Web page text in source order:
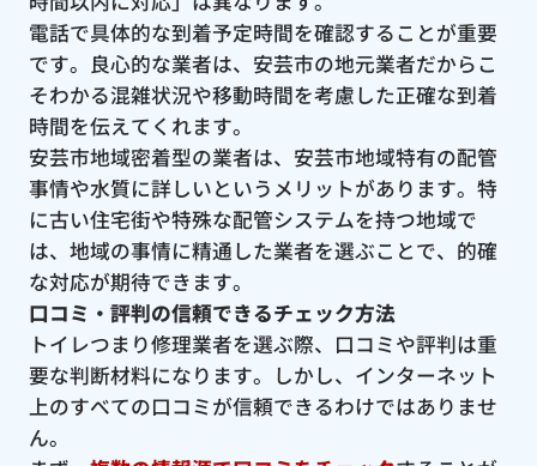
電話で具体的な到着予定時間を確認することが重要
です。良心的な業者は、安芸市の地元業者だからこ
そわかる混雑状況や移動時間を考慮した正確な到着
時間を伝えてくれます。
安芸市地域密着型の業者は、安芸市地域特有の配管
事情や水質に詳しいというメリットがあります。特
に古い住宅街や特殊な配管システムを持つ地域で
は、地域の事情に精通した業者を選ぶことで、的確
な対応が期待できます。
口コミ・評判の信頼できるチェック方法
トイレつまり修理業者を選ぶ際、口コミや評判は重
要な判断材料になります。しかし、インターネット
上のすべての口コミが信頼できるわけではありませ
ん。